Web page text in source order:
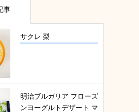
事
サクレ 梨
明治ブルガリア フローズ
ンヨーグルトデザート マ